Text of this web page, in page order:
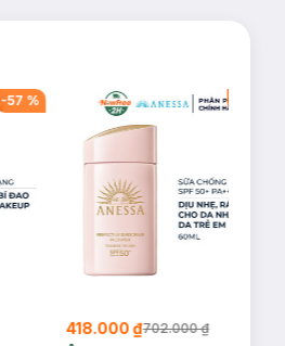
-57 %
418.000 ₫702.000 ₫